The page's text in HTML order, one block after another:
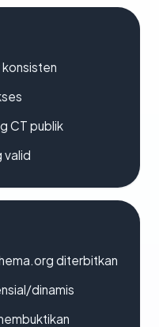
CT publik
valid
diterbitkan
dinamis